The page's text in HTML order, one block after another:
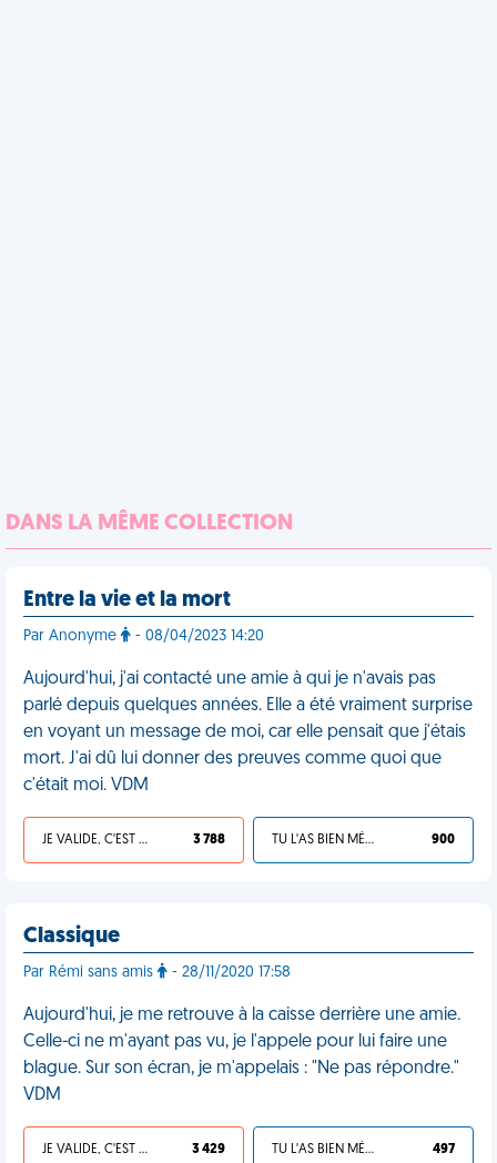
DANS LA MÊME COLLECTION
Entre la vie et la mort
Par Anonyme - 08/04/2023 14:20
Aujourd'hui, j'ai contacté une amie à qui je n'avais pas
parlé depuis quelques années. Elle a été vraiment surprise
en voyant un message de moi, car elle pensait que j'étais
mort. J'ai dû lui donner des preuves comme quoi que
c'était moi. VDM
JE VALIDE, C'EST UNE VDM 3 788 TU L'AS BIEN MÉRITÉ 900
Classique
Par Rémi sans amis - 28/11/2020 17:58
Aujourd'hui, je me retrouve à la caisse derrière une amie.
Celle-ci ne m'ayant pas vu, je l'appele pour lui faire une
blague. Sur son écran, je m'appelais : "Ne pas répondre."
VDM
JE VALIDE, C'EST UNE VDM 3 429 TU L'AS BIEN MÉRITÉ 497